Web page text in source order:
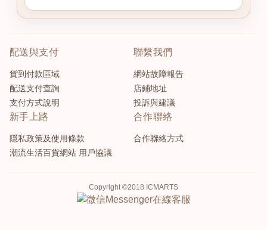
配送與支付
貨到付款區域
配送支付查詢
支付方式說明
聯繫我們
網站故障報告
店鋪地址
投訴與建議
新手上路
隱私政策及使用條款
潮流生活百貨網站 用戶協議
合作聯絡
合作聯絡方式
Copyright ©2018 ICMARTS
Messenger在線客服